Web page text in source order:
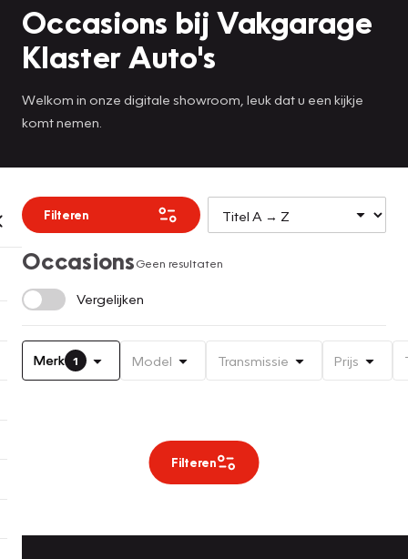
Occasions bij Vakgarage
Klaster Auto's
Welkom in onze digitale showroom, leuk dat u een kijkje
komt nemen.
Filteren
OccasionsGeen resultaten
Vergelijken
Merk 1 Model Transmissie Prijs
Filteren